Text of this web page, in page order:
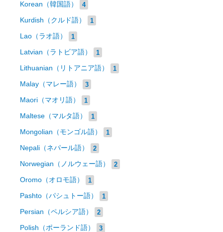
Korean（韓国語） 4
Kurdish（クルド語） 1
Lao（ラオ語） 1
Latvian（ラトビア語） 1
Lithuanian（リトアニア語） 1
Malay（マレー語） 3
Maori（マオリ語） 1
Maltese（マルタ語） 1
Mongolian（モンゴル語） 1
Nepali（ネパール語） 2
Norwegian（ノルウェー語） 2
Oromo（オロモ語） 1
Pashto（パシュトー語） 1
Persian（ペルシア語） 2
Polish（ポーランド語） 3